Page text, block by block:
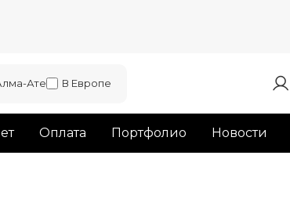
Ате В Европе
Оплата Портфолио Новости